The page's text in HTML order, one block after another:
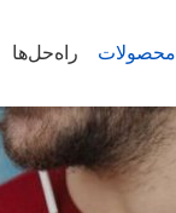
محصولات راه‌حل‌ها